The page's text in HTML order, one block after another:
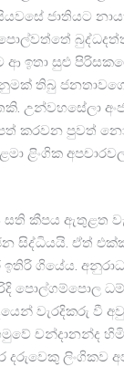
ජාතියට
ඉතා සුළු
තිබු
උන්වහසේලා
කරවන පුවත්
ළිංගික
කීපය ඇතුළත
සිද්ධියයි. ඒත්
ඉතිරි ගියේය.
පොල්ගම්පොල
වැරදිකරු වී
චන්දානන්ද
දරුවෙකු ලිංගිකව